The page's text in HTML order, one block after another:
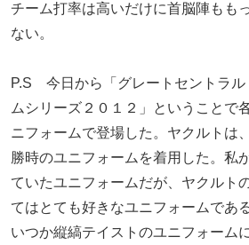
チーム打率は高いだけに首脳陣もも
ない。
P.S 今日から「グレートセントラ
ムシリーズ２０１２」ということで
ニフォームで登場した。ヤクルトは
勝時のユニフォームを着用した。私
ていたユニフォームだが、ヤクルト
てはとても好きなユニフォームであ
いつか縦縞テイストのユニフォーム